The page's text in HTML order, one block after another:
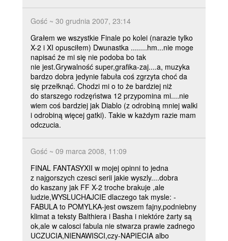
Gość ~ 30 grudnia 2007, 23:14
Grałem we wszystkie Finale po kolei (narazie tylko
X-2 i XI opusciłem) Dwunastka ........hm...nie moge
napisać że mi się nie podoba bo tak
nie jest.Grywalność super,grafika-zaj....a, muzyka
bardzo dobra jedynie fabuła coś zgrzyta choć da
się przełknąć. Chodzi mi o to że bardziej niż
do starszego rodzęństwa 12 przypomina mi....nie
wiem coś bardziej jak Diablo (z odrobiną mniej walki
i odrobiną więcej gatki). Takie w każdym razie mam
odczucia.
Gość ~ 09 marca 2008, 11:09
FINAL FANTASYXII w mojej opinni to jedna
z najgorszych czesci serii jakie wyszly....dobra
do kaszany jak FF X-2 troche brakuje ,ale
ludzie,WYSLUCHAJCIE dlaczego tak mysle: -
FABULA to POMYLKA-jest owszem fajny,podniebny
klimat a teksty Balthiera i Basha i niektóre żarty są
ok,ale w calosci fabula nie stwarza prawie zadnego
UCZUCIA,NIENAWISCI,czy-NAPIECIA albo